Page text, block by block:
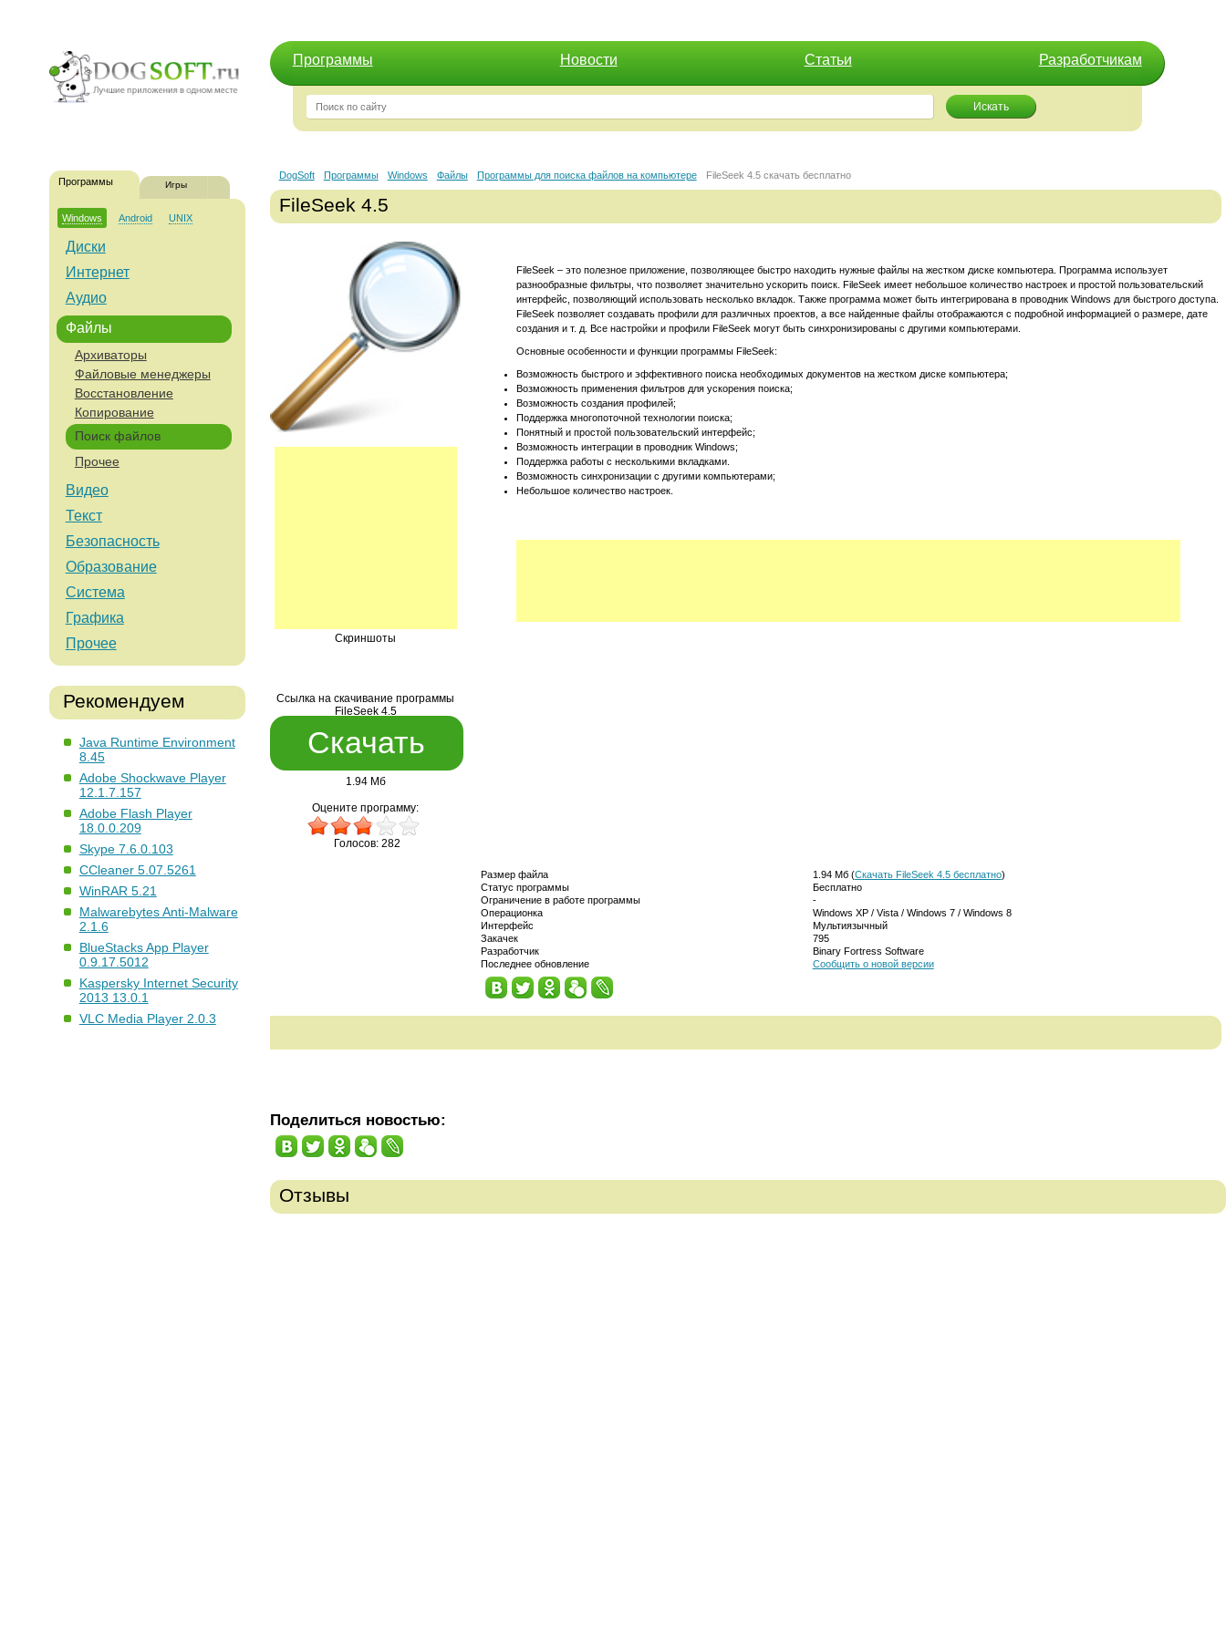
Программы Новости Статьи Разработчикам
Искать
Программы Игры
Windows Android UNIX
Диски
Интернет
Аудио
Файлы
Архиваторы
Файловые менеджеры
Восстановление
Копирование
Поиск файлов
Прочее
Видео
Текст
Безопасность
Образование
Система
Графика
Прочее
Рекомендуем
Java Runtime Environment
8.45
Adobe Shockwave Player
12.1.7.157
Adobe Flash Player
18.0.0.209
Skype 7.6.0.103
CCleaner 5.07.5261
WinRAR 5.21
Malwarebytes Anti-Malware
2.1.6
BlueStacks App Player
0.9.17.5012
Kaspersky Internet Security
2013 13.0.1
VLC Media Player 2.0.3
DogSoft Программы Windows Файлы Программы для поиска файлов на компьютере FileSeek 4.5 скачать бесплатно
FileSeek 4.5
Скриншоты
Ссылка на скачивание программы
FileSeek 4.5
Скачать
1.94 Мб
Оцените программу:
Голосов: 282
FileSeek – это полезное приложение, позволяющее быстронаходить нужные файлы на жестком диске компьютера. Программа использует
разнообразные фильтры, что позволяет значительно ускорить поиск. FileSeek имеет небольшое количество настроек и простой пользовательский
интерфейс, позволяющий использовать несколько вкладок. Также программа может быть интегрирована в проводник Windows для быстрого доступа.
FileSeek позволяет создавать профили для различных проектов, а все найденные файлы отображаются с подробной информацией о размере, дате
создания и т. д. Все настройки и профили FileSeek могут быть синхронизированы с другими компьютерами.
Основные особенности и функции программы FileSeek:
Возможность быстрого и эффективного поиска необходимых документов на жестком диске компьютера;
Возможность применения фильтров для ускорения поиска;
Возможность создания профилей;
Поддержка многопоточной технологии поиска;
Понятный и простой пользовательский интерфейс;
Возможность интеграции в проводник Windows;
Поддержка работы с несколькими вкладками.
Возможность синхронизации с другими компьютерами;
Небольшое количество настроек.
Размер файла 1.94 Мб (Скачать FileSeek 4.5 бесплатно)
Статус программы
Бесплатно
Ограничение в работе программы
-
Операционка
Windows XP / Vista / Windows 7 / Windows 8
Интерфейс
Мультиязычный
Закачек
795
Разработчик
Binary Fortress Software
Последнее обновление
Сообщить о новой версии
Поделиться новостью:
Отзывы